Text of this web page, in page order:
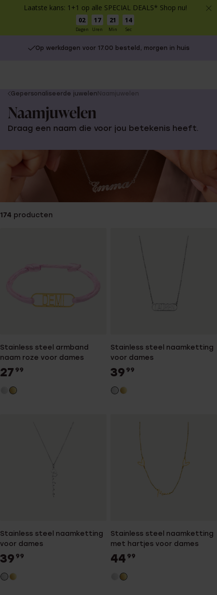
Laatste kans: 1+1 op alle SPECIAL DEALS* Shop nu!
02
Dagen
17
Uren
21
Min
14
Sec
Op werkdagen voor 17.00 besteld, morgen in huis
You
are
here:
Gepersonaliseerde juwelen Naamjuwelen
Naamjuwelen
Draag een naam die voor jou betekenis heeft.
174 producten
Stainless steel armband
naam roze voor dames
27 99
Stainless steel naamketting
voor dames
39 99
Stainless steel naamketting
voor dames
39 99
Stainless steel naamketting
met hartjes voor dames
44 99